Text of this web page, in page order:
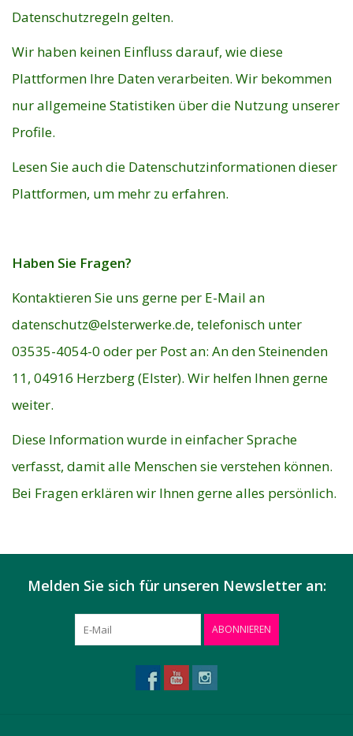
Datenschutzregeln gelten.
Wir haben keinen Einfluss darauf, wie diese
Plattformen Ihre Daten verarbeiten. Wir bekommen
nur allgemeine Statistiken über die Nutzung unserer
Profile.
Lesen Sie auch die Datenschutzinformationen dieser
Plattformen, um mehr zu erfahren.
Haben Sie Fragen?
Kontaktieren Sie uns gerne per E-Mail an
datenschutz@elsterwerke.de, telefonisch unter
03535-4054-0 oder per Post an: An den Steinenden
11, 04916 Herzberg (Elster). Wir helfen Ihnen gerne
weiter.
Diese Information wurde in einfacher Sprache
verfasst, damit alle Menschen sie verstehen können.
Bei Fragen erklären wir Ihnen gerne alles persönlich.
Melden Sie sich für unseren Newsletter an:
ABONNIEREN